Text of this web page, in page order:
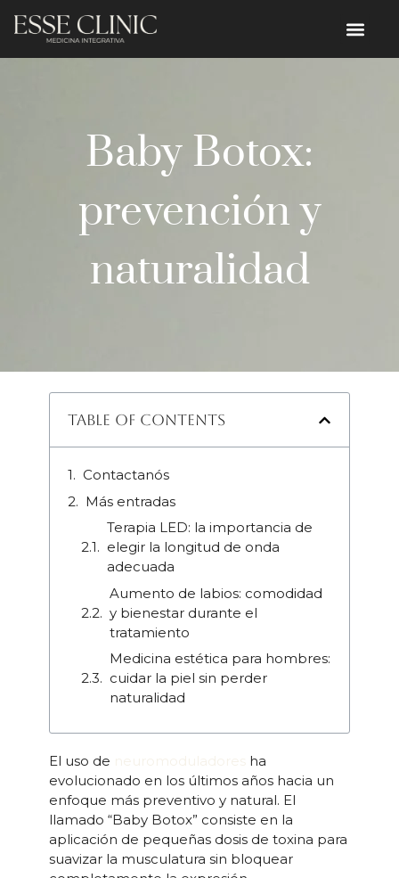
Baby Botox:
prevención y
naturalidad
Table of Contents
Contactanós
Más entradas
Terapia LED: la importancia de
elegir la longitud de onda
adecuada
Aumento de labios: comodidad
y bienestar durante el
tratamiento
Medicina estética para hombres:
cuidar la piel sin perder
naturalidad
El uso de
ha
evolucionado en los últimos años hacia un
enfoque más preventivo y natural. El
llamado “Baby Botox” consiste en la
aplicación de pequeñas dosis de toxina para
suavizar la musculatura sin bloquear